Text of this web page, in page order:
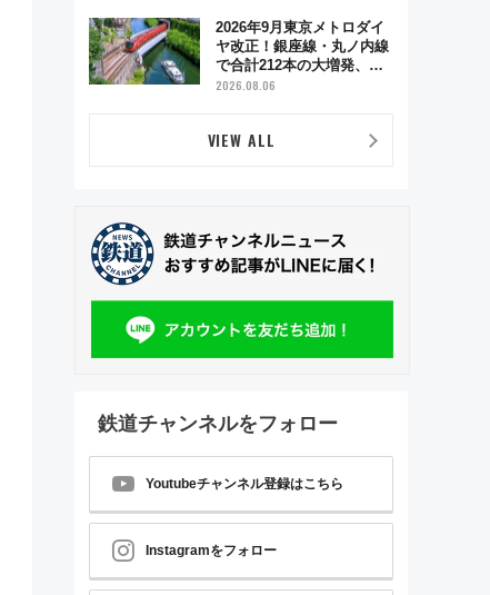
日「京都の鉄道満喫ツア
ー」開催
2026年9月東京メトロダイ
ヤ改正！銀座線・丸ノ内線
で合計212本の大増発、混
雑緩和に期待
2026.08.06
VIEW ALL
鉄道チャンネルをフォロー
Youtubeチャンネル登録はこちら
Instagramをフォロー